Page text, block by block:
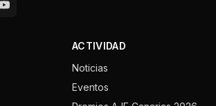
ACTIVIDAD
Noticias
Eventos